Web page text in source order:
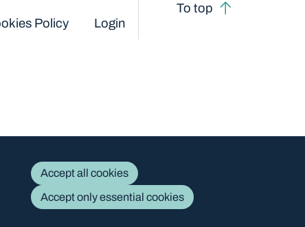
Accept all cookies
Accept only essential cookies
Policy Login
To top